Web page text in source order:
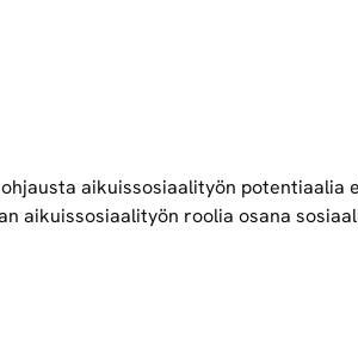
aikuissosiaalityön potentiaalia
aikuissosiaalityön roolia osana